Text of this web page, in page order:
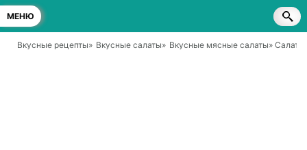
МЕНЮ
Вкусные рецепты» Вкусные салаты» Вкусные мясные салаты» Салат